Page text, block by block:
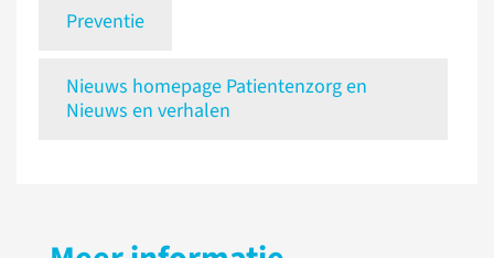
Preventie
Nieuws homepage Patientenzorg en
Nieuws en verhalen